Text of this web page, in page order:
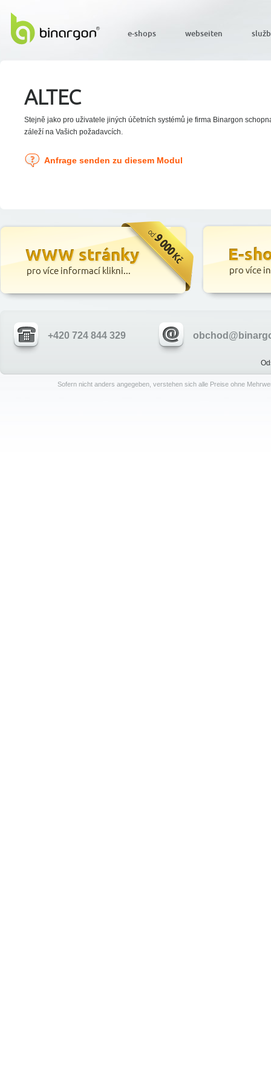
ALTEC
Stejně jako pro uživatele jiných účetních systémů je firma Binargon
záleží na Vašich požadavcích.
Anfrage senden zu diesem Modul
+420 724 844 329
Sofern nicht anders angegeben, verstehen sich alle Preise ohne
e-shops webseiten